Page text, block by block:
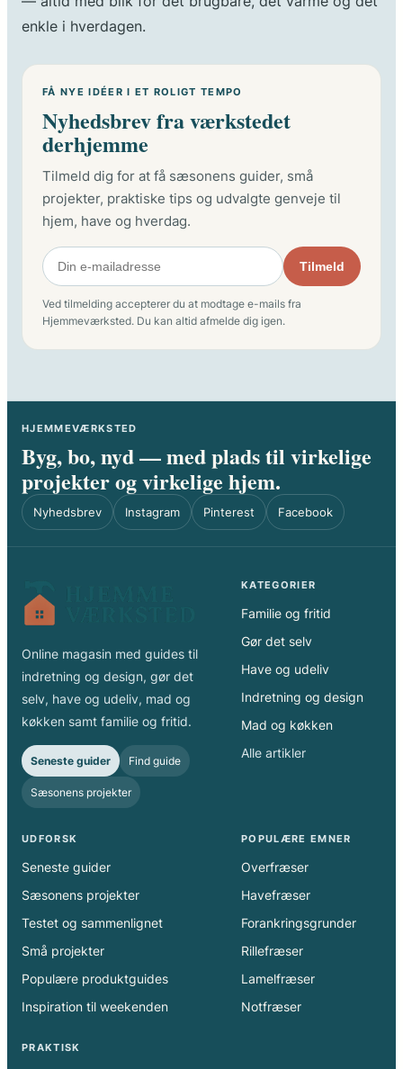
enkle i hverdagen.
FÅ NYE IDÉER I ET ROLIGT TEMPO
Nyhedsbrev fra værkstedet
derhjemme
Tilmeld dig for at få sæsonens guider, små
projekter, praktiske tips og udvalgte genveje til
hjem, have og hverdag.
Tilmeld
Ved tilmelding accepterer du at modtage e-mails fra
Hjemmeværksted. Du kan altid afmelde dig igen.
HJEMMEVÆRKSTED
Byg, bo, nyd — med plads til virkelige
projekter og virkelige hjem.
Nyhedsbrev Instagram Pinterest Facebook
Online magasin med guides til
indretning og design, gør det
selv, have og udeliv, mad og
køkken samt familie og fritid.
Seneste guider Find guide
Sæsonens projekter
KATEGORIER
Familie og fritid
Gør det selv
Have og udeliv
Indretning og design
Mad og køkken
Alle artikler
UDFORSK
Seneste guider
Sæsonens projekter
Testet og sammenlignet
Små projekter
Populære produktguides
Inspiration til weekenden
POPULÆRE EMNER
Overfræser
Havefræser
Forankringsgrunder
Rillefræser
Lamelfræser
Notfræser
PRAKTISK